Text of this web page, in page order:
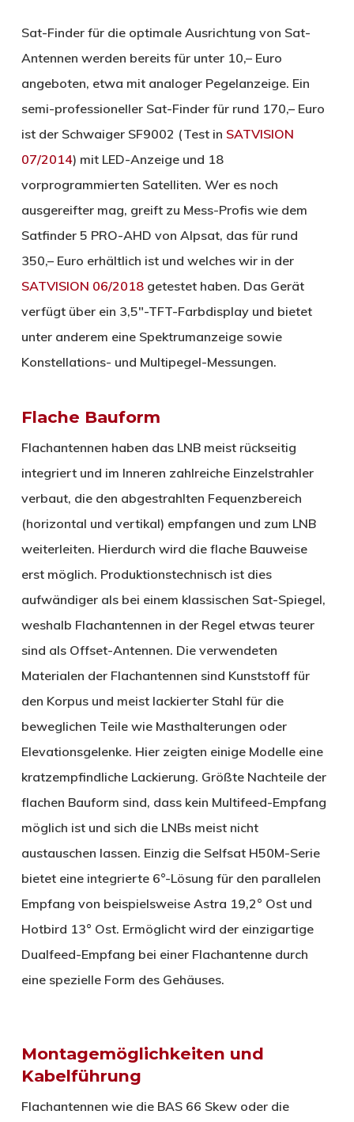
Sat-Finder für die optimale Ausrichtung von Sat-
Antennen werden bereits für unter 10,– Euro
angeboten, etwa mit analoger Pegelanzeige. Ein
semi-professioneller Sat-Finder für rund 170,– Euro
ist der Schwaiger SF9002 (Test in SATVISION
07/2014) mit LED-Anzeige und 18
vorprogrammierten Satelliten. Wer es noch
ausgereifter mag, greift zu Mess-Profis wie dem
Satfinder 5 PRO-AHD von Alpsat, das für rund
350,– Euro erhältlich ist und welches wir in der
SATVISION 06/2018getestet haben. Das Gerät
verfügt über ein 3,5″-TFT-Farbdisplay und bietet
unter anderem eine Spektrumanzeige sowie
Konstellations- und Multipegel-Messungen.
Flache Bauform
Flachantennen haben das LNB meist rückseitig
integriert und im Inneren zahlreiche Einzelstrahler
verbaut, die den abgestrahlten Fequenzbereich
(horizontal und vertikal) empfangen und zum LNB
weiterleiten. Hierdurch wird die flache Bauweise
erst möglich. Produktionstechnisch ist dies
aufwändiger als bei einem klassischen Sat-Spiegel,
weshalb Flachantennen in der Regel etwas teurer
sind als Offset-Antennen. Die verwendeten
Materialen der Flachantennen sind Kunststoff für
den Korpus und meist lackierter Stahl für die
beweglichen Teile wie Masthalterungen oder
Elevationsgelenke. Hier zeigten einige Modelle eine
kratzempfindliche Lackierung. Größte Nachteile der
flachen Bauform sind, dass kein Multifeed-Empfang
möglich ist und sich die LNBs meist nicht
austauschen lassen. Einzig die Selfsat H50M-Serie
bietet eine integrierte 6°-Lösung für den parallelen
Empfang von beispielsweise Astra 19,2° Ost und
Hotbird 13° Ost. Ermöglicht wird der einzigartige
Dualfeed-Empfang bei einer Flachantenne durch
eine spezielle Form des Gehäuses.
Montagemöglichkeiten und
Kabelführung
Flachantennen wie die BAS 66 Skew oder die